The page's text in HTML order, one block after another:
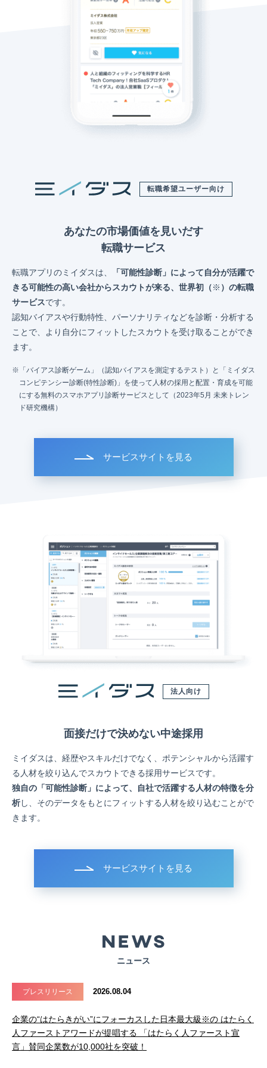
転職希望ユーザー向け
あなたの市場価値を見いだす
転職サービス
転職アプリのミイダスは、
「可能性診断」によって自分が活躍で
きる可能性の高い会社からスカウトが来る、世界初（※ ）の転職
サービスです。
認知バイアスや行動特性、パーソナリティなどを診断・分析する
ことで、より自分にフィットしたスカウトを受け取ることができ
ます。
「バイアス診断ゲーム」（認知バイアスを測定するテスト）と「ミイダス
コンピテンシー診断(特性診断)」を使って人材の採用と配置・育成を可能
にする無料のスマホアプリ診断サービスとして（2023年5月 未来トレン
ド研究機構）
サービスサイトを見る
法人向け
面接だけで決めない中途採用
ミイダスは、経歴やスキルだけでなく、ポテンシャルから活躍す
る人材を絞り込んでスカウトできる採用サービスです。
独自の「可能性診断」によって、自社で活躍する人材の特徴を分
析し、そのデータをもとにフィットする人材を絞り込むことがで
きます。
サービスサイトを見る
ニュース
プレスリリース 2026.08.04
企業の“はたらきがい”にフォーカスした日本最大級※の はたらく
人ファーストアワードが提唱する 「はたらく人ファースト宣
言」賛同企業数が10,000社を突破！